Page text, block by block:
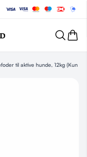
til aktive hunde, 12kg (Kun